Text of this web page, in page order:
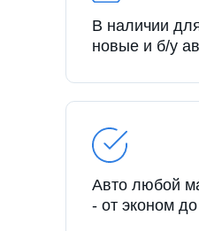
В наличии
новые и б/у
Авто любой
- от эконом